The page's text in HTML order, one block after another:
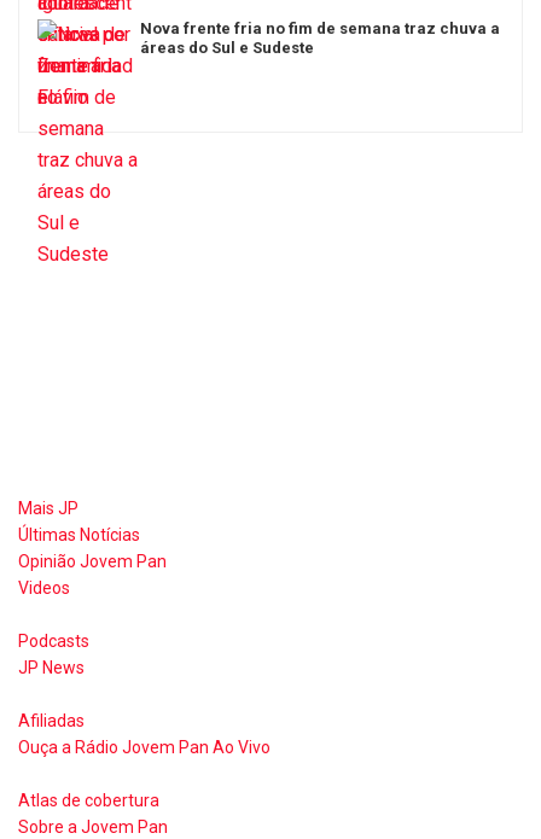
Nova frente fria no fim de semana traz chuva a
áreas do Sul e Sudeste
Mais JP
Últimas Notícias
Opinião Jovem Pan
Videos
Podcasts
JP News
Afiliadas
Ouça a Rádio Jovem Pan Ao Vivo
Atlas de cobertura
Sobre a Jovem Pan